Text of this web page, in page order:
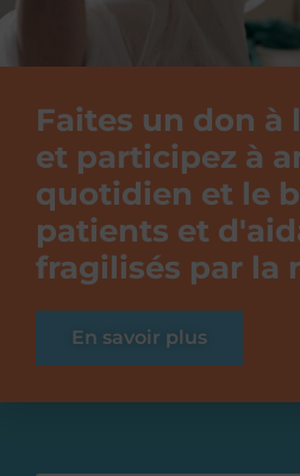
Faites un don à
et participez à
quotidien et le
patients et
fragilisés par la
En savoir plus